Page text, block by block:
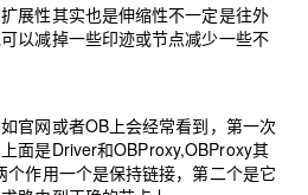
展性其实也是伸缩性不一定是往外
以减掉一些印迹或节点减少一些不
官网或者OB上会经常看到，第一次
面是Driver和OBProxy,OBProxy其
个作用一个是保持链接，第二个是它